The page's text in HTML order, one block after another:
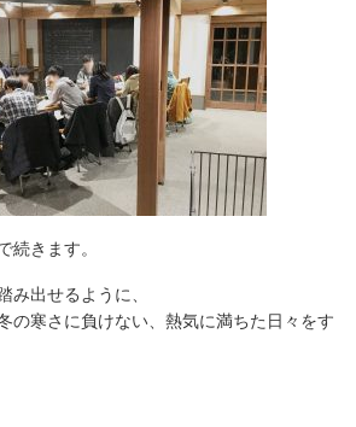
続きます。
み出せるように、
の寒さに負けない、熱気に満ちた日々をす